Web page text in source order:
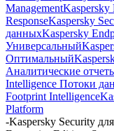
ManagementKaspersky
ResponseKaspersky
данныхKaspersky
Универсальный
Оптимальный
Аналитические
Intelligence Потоки
Footprint Intelligence
Platform
-Kaspersky Security